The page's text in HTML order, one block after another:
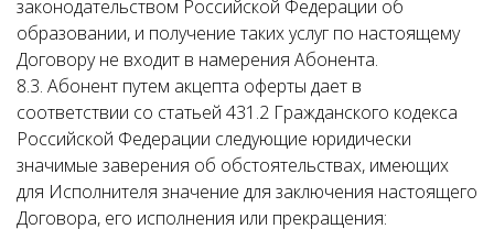
законодательством Российской Федерации об
образовании, и получение таких услуг по настоящему
Договору не входит в намерения Абонента.
8.3. Абонент путем акцепта оферты дает в
соответствии со статьей 431.2 Гражданского кодекса
Российской Федерации следующие юридически
значимые заверения об обстоятельствах, имеющих
для Исполнителя значение для заключения настоящего
Договора, его исполнения или прекращения: